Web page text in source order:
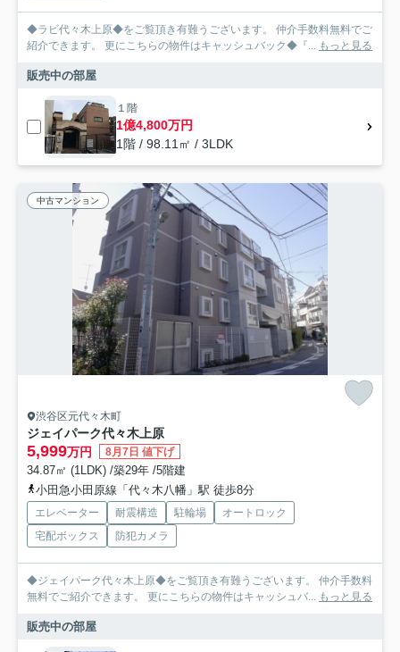
◆ラビ代々木上原◆をご覧頂き有難うございます。 仲介手数料無料でご
紹介できます。 更にこちらの物件はキャッシュバック◆『... もっと見る
販売中の部屋
１階
1億4,800万円
1階 / 98.11㎡ / 3LDK
中古マンション
渋谷区元代々木町
ジェイパーク代々木上原
5,999万円 8月7日 値下げ
34.87㎡ (1LDK) /築29年 /5階建
小田急小田原線「代々木八幡」駅 徒歩8分
エレベーター 耐震構造 駐輪場
オートロック
宅配ボックス
防犯カメラ
◆ジェイパーク代々木上原◆をご覧頂き有難うございます。 仲介手数料
無料でご紹介できます。 更にこちらの物件はキャッシュバ... もっと見る
販売中の部屋